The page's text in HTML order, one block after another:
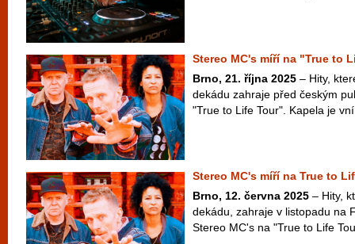
Stereo MC's míří na "True to
Brno, 21. října 2025 – Hity,
dekádu zahraje před českým
"True to Life Tour". Kapela je
Stereo MC's míří na True to
Brno, 12. června 2025 – Hity,
dekádu, zahraje v listopadu na
Stereo MC's na "True to Life